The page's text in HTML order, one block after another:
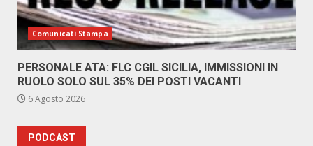
Comunicati Stampa
PERSONALE ATA: FLC CGIL SICILIA, IMMISSIONI IN
RUOLO SOLO SUL 35% DEI POSTI VACANTI
6 Agosto 2026
PODCAST